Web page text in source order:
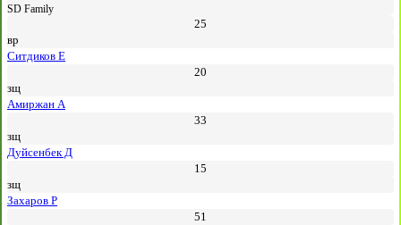
SD Family
25
вр
Ситдиков Е
20
зщ
Амиржан А
33
зщ
Дуйсенбек Д
15
зщ
Захаров Р
51